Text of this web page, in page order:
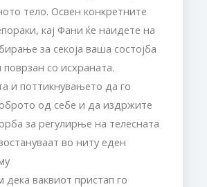
тело. Освен конкретните
кај Фани ќе наидете на
за секоја ваша состојба
со исхраната.
и поттикнувањето да го
од себе и да издржите
за регулирње на телесната
во ниту еден
дека ваквиот пристап го